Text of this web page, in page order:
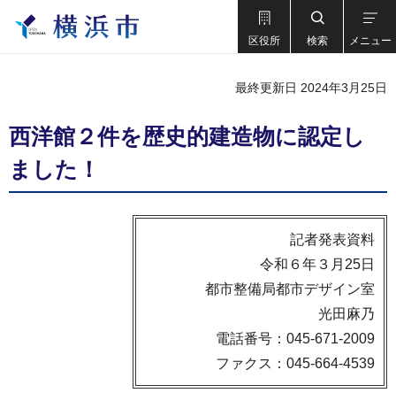
区役所 検索 メニュー
最終更新日 2024年3月25日
西洋館２件を歴史的建造物に認定し
ました！
記者発表資料
令和６年３月25日
都市整備局都市デザイン室
光田麻乃
電話番号：045-671-2009
ファクス：045-664-4539